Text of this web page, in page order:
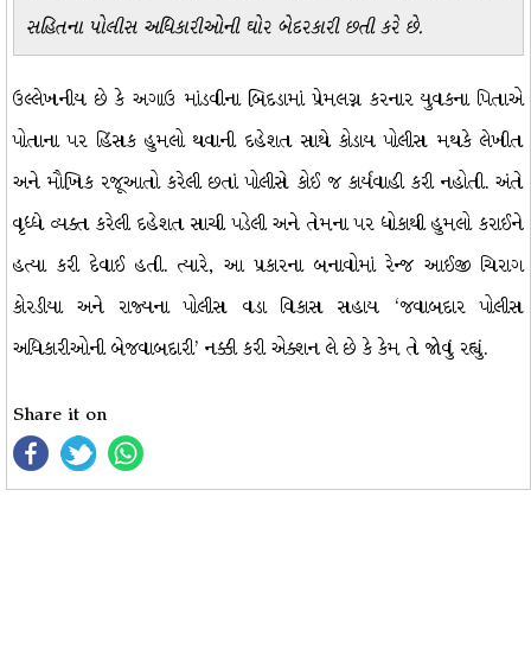
સહિતના પોલીસ અધિકારીઓની ઘોર બેદરકારી છતી કરે છે.
ઉલ્લેખનીય છે કે અગાઉ માંડવીના બિદડામાં પ્રેમલગ્ન કરનાર યુવકના પિતાએ
પોતાના પર હિંસક હુમલો થવાની દહેશત સાથે કોડાય પોલીસ મથકે લેખીત
અને મૌખિક રજૂઆતો કરેલી છતાં પોલીસે કોઈ જ કાર્યવાહી કરી નહોતી. અંતે
વૃધ્ધે વ્યક્ત કરેલી દહેશત સાચી પડેલી અને તેમના પર ધોકાથી હુમલો કરાઈને
હત્યા કરી દેવાઈ હતી. ત્યારે, આ પ્રકારના બનાવોમાં રેન્જ આઈજી ચિરાગ
કોરડીયા અને રાજ્યના પોલીસ વડા વિકાસ સહાય ‘જવાબદાર પોલીસ
અધિકારીઓની બેજવાબદારી’ નક્કી કરી એક્શન લે છે કે કેમ તે જોવું રહ્યું.
Share it on